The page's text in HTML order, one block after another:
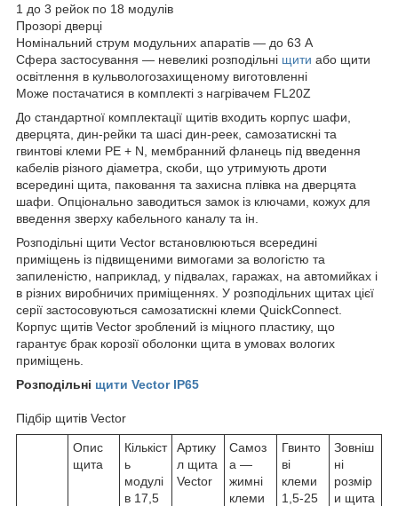
1 до 3 рейок по 18 модулів
Прозорі дверці
Номінальний струм модульних апаратів — до 63 А
Сфера застосування — невеликі розподільні щити або щити
освітлення в кульвологозахищеному виготовленні
Може постачатися в комплекті з нагрівачем FL20Z
До стандартної комплектації щитів входить корпус шафи,
дверцята, дин-рейки та шасі дин-реек, самозатискні та
гвинтові клеми PE + N, мембранний фланець під введення
кабелів різного діаметра, скоби, що утримують дроти
всередині щита, паковання та захисна плівка на дверцята
шафи. Опціонально заводиться замок із ключами, кожух для
введення зверху кабельного каналу та ін.
Розподільні щити Vector встановлюються всередині
приміщень із підвищеними вимогами за вологістю та
запиленістю, наприклад, у підвалах, гаражах, на автомийках і
в різних виробничих приміщеннях. У розподільних щитах цієї
серії застосовуються самозатискні клеми QuickConnect.
Корпус щитів Vector зроблений із міцного пластику, що
гарантує брак корозії оболонки щита в умовах вологих
приміщень.
Розподільні щити Vector IP65
Підбір щитів Vector
Опис
щита
Кількіст
ь
модулі
в 17,5
Артику
л щита
Vector
Самоз
а —
жимні
клеми
Гвинто
ві
клеми
1,5-25
Зовніш
ні
розмір
и щита